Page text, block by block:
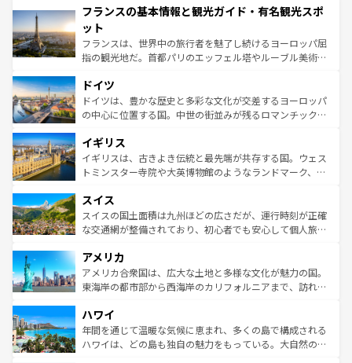
ませてくれるイタリアで、忘れられない旅をしてみよう！
なお、新着のイタリア情報は
しい。
文化が根付くこの国では、情熱的なフラメンコ、熱気あふ
れる闘牛、そして美味しいタパスが生活の一部となってい
る。首都マドリードの洗練された雰囲気や、バルセロナの
アートに溢れた街角から、地方では古代ローマ遺跡や中世
せる。地方によって風土や気候が異なるスペインはその個
性で訪れる人を魅了する。 なお、新着のスペイン情報は コ
ンテンツ一覧を参照してほしい。
フランスの基本情報と観光ガイド・有名観光スポ
ット
フランスは、世界中の旅行者を魅了し続けるヨーロッパ屈
指の観光地だ。首都パリのエッフェル塔やルーブル美術館
で、幅広い魅力が詰まっている。華麗な宮殿、歴史的な大
聖堂、美しいビーチ、そして豊かな自然が、訪れる者を心
から魅了する。また、フランスは美食の国としても知ら
いる。シャンパンの発祥地であるランス、プロヴァンスの
香り高いラベンダー畑など、多彩な楽しみ方が可能だ。さ
らに、パリ以外の地域にも魅力が溢れており、どの街角に
れる地方に足を運ぶとそれぞれで全く異なる文化を体験で
きるだろう。 なお、新着のフランス情報はコンテンツ一覧
を参照してほしい。
ドイツ
ドイツは、豊かな歴史と多彩な文化が交差するヨーロッパ
の中心に位置する国。中世の街並みが残るロマンチック街
顔を持つこの国は、どこを歩いても飽きることがない。ベ
ルリンの文化的活気、バイエルン州のアルプスの絶景、そ
してライン川沿いのワイン畑といった風景は必見。ビール
は、お酒好きな人にはぜひ体験してほしい。 なお、新着の
ドイツ情報はコンテンツ一覧を参照してほしい。
イギリス
イギリスは、古きよき伝統と最先端が共存する国。ウェス
トミンスター寺院や大英博物館のようなランドマーク、歴
リアごとに異なる魅力がある。また、優雅なアフタヌーン
ティー、ビール好きにはたまらない英国パブ、サッカー観
戦など、本場だからこそできる体験も豊富。イギリスを旅
ンツ一覧を参照してほしい。
スイス
スイスの国土面積は九州ほどの広さだが、運行時刻が正確
な交通網が整備されており、初心者でも安心して個人旅行
の建物がそのまま残る町や、スイスならではのユニークな
博物館もあり、アルプス観光だけでなく町歩きも満喫する
ことができる。国民の所得が高いため物価も高いが、旅行
ば市内交通費無料で観光を楽しむこともできる。 なお、新
着のスイス情報はコンテンツ一覧 を参照してほしい。
アメリカ
アメリカ合衆国は、広大な土地と多様な文化が魅力の国。
東海岸の都市部から西海岸のカリフォルニアまで、訪れる
のような巨大都市は、観光、ショッピング、エンターテイ
ンメントが詰まった刺激的なスポットだ。一方、アメリカ
西部には大自然が広がり、グランドキャニオンやイエロー
ハワイ
年間を通じて温暖な気候に恵まれ、多くの島で構成される
ハワイは、どの島も独自の魅力をもっている。大自然の神